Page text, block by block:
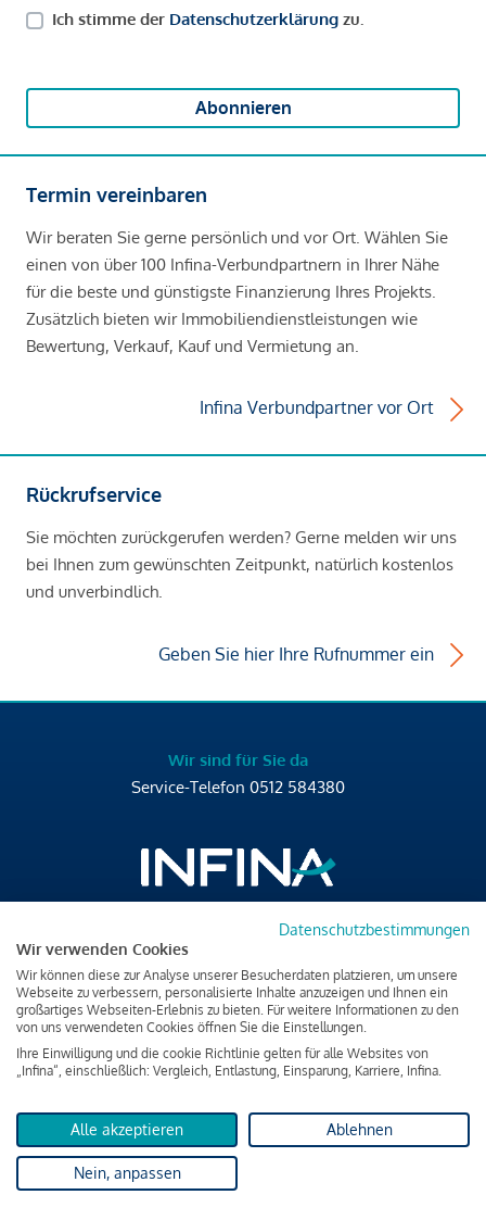
Ich stimme der Datenschutzerklärung zu.
Abonnieren
Termin vereinbaren
Wir beraten Sie gerne persönlich und vor Ort. Wählen Sie
einen von über 100 Infina-Verbundpartnern in Ihrer Nähe
für die beste und günstigste Finanzierung Ihres Projekts.
Zusätzlich bieten wir Immobiliendienstleistungen wie
Bewertung, Verkauf, Kauf und Vermietung an.
Infina Verbundpartner vor Ort
Rückrufservice
Sie möchten zurückgerufen werden? Gerne melden wir uns
bei Ihnen zum gewünschten Zeitpunkt, natürlich kostenlos
und unverbindlich.
Geben Sie hier Ihre Rufnummer ein
Wir sind für Sie da
Service-Telefon 0512 584380
Brixner Straße 2/4
6020 Innsbruck
T+43 512 584380
office@infina.at
Impressum
Datenschutz & Cookies
Datenschutzbestimmungen
Wir verwenden Cookies
Wir können diese zur Analyse unserer Besucherdaten platzieren, um unsere
Webseite zu verbessern, personalisierte Inhalte anzuzeigen und Ihnen ein
großartiges Webseiten-Erlebnis zu bieten. Für weitere Informationen zu den
von uns verwendeten Cookies öffnen Sie die Einstellungen.
Ihre Einwilligung und die cookie Richtlinie gelten für alle Websites von
„Infina“, einschließlich: Vergleich, Entlastung, Einsparung, Karriere, Infina.
Alle akzeptieren Ablehnen
Nein, anpassen